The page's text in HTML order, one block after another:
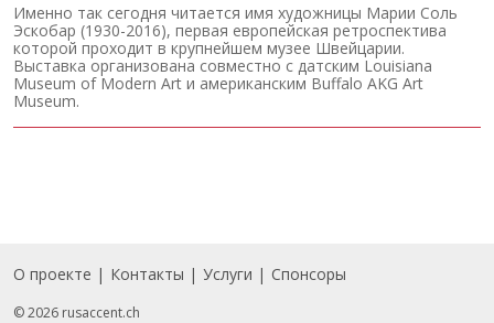
Именно так сегодня читается имя художницы Марии Соль
Эскобар (1930-2016), первая европейская ретроспектива
которой проходит в крупнейшем музее Швейцарии.
Выставка организована совместно с датским Louisiana
Museum of Modern Art и американским Buffalo AKG Art
Museum.
Footer
О проекте Контакты Услуги Спонсоры
© 2026 rusaccent.ch